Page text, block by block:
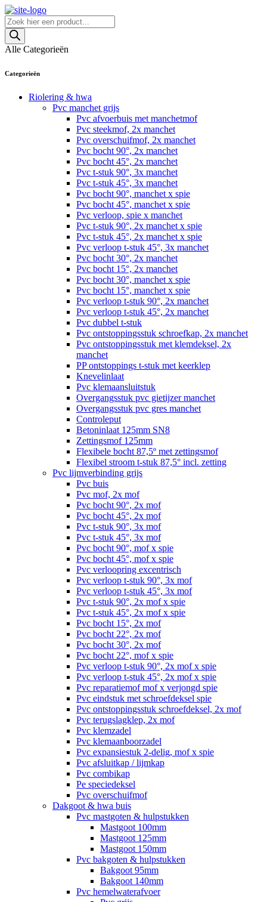
Skip
to
content
Producten
zoeken
Alle Categorieën
Categorieën
Riolering & hwa
Pvc manchet grijs
Pvc afvoerbuis met manchetmof
Pvc steekmof, 2x manchet
Pvc overschuifmof, 2x manchet
Pvc bocht 90°, 2x manchet
Pvc bocht 45°, 2x manchet
Pvc t-stuk 90°, 3x manchet
Pvc t-stuk 45°, 3x manchet
Pvc bocht 90°, manchet x spie
Pvc bocht 45°, manchet x spie
Pvc verloop, spie x manchet
Pvc t-stuk 90°, 2x manchet x spie
Pvc t-stuk 45°, 2x manchet x spie
Pvc verloop t-stuk 45°, 3x manchet
Pvc bocht 30°, 2x manchet
Pvc bocht 15°, 2x manchet
Pvc bocht 30°, manchet x spie
Pvc bocht 15°, manchet x spie
Pvc verloop t-stuk 90°, 2x manchet
Pvc verloop t-stuk 45°, 2x manchet
Pvc dubbel t-stuk
Pvc ontstoppingsstuk schroefkap, 2x manchet
Pvc ontstoppingsstuk met klemdeksel, 2x
manchet
PP ontstoppings t-stuk met keerklep
Knevelinlaat
Pvc klemaansluitstuk
Overgangsstuk pvc gietijzer manchet
Overgangsstuk pvc gres manchet
Controleput
Betoninlaat 125mm SN8
Zettingsmof 125mm
Flexibele bocht 87,5º met zettingsmof
Flexibel stroom t-stuk 87,5° incl. zetting
Pvc lijmverbinding grijs
Pvc buis
Pvc mof, 2x mof
Pvc bocht 90°, 2x mof
Pvc bocht 45°, 2x mof
Pvc t-stuk 90°, 3x mof
Pvc t-stuk 45°, 3x mof
Pvc bocht 90°, mof x spie
Pvc bocht 45°, mof x spie
Pvc verloopring excentrisch
Pvc verloop t-stuk 90°, 3x mof
Pvc verloop t-stuk 45°, 3x mof
Pvc t-stuk 90°, 2x mof x spie
Pvc t-stuk 45°, 2x mof x spie
Pvc bocht 15°, 2x mof
Pvc bocht 22°, 2x mof
Pvc bocht 30°, 2x mof
Pvc bocht 22°, mof x spie
Pvc verloop t-stuk 90°, 2x mof x spie
Pvc verloop t-stuk 45°, 2x mof x spie
Pvc reparatiemof mof x verjongd spie
Pvc eindstuk met schroefdeksel spie
Pvc ontstoppingsstuk schroefdeksel, 2x mof
Pvc terugslagklep, 2x mof
Pvc klemzadel
Pvc klemaanboorzadel
Pvc expansiestuk 2-delig, mof x spie
Pvc afsluitkap / lijmkap
Pvc combikap
Pe speciedeksel
Pvc overschuifmof
Dakgoot & hwa buis
Pvc mastgoten & hulpstukken
Mastgoot 100mm
Mastgoot 125mm
Mastgoot 150mm
Pvc bakgoten & hulpstukken
Bakgoot 95mm
Bakgoot 140mm
Pvc hemelwaterafvoer